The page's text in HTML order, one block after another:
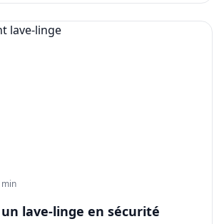
min
lave-linge en sécurité